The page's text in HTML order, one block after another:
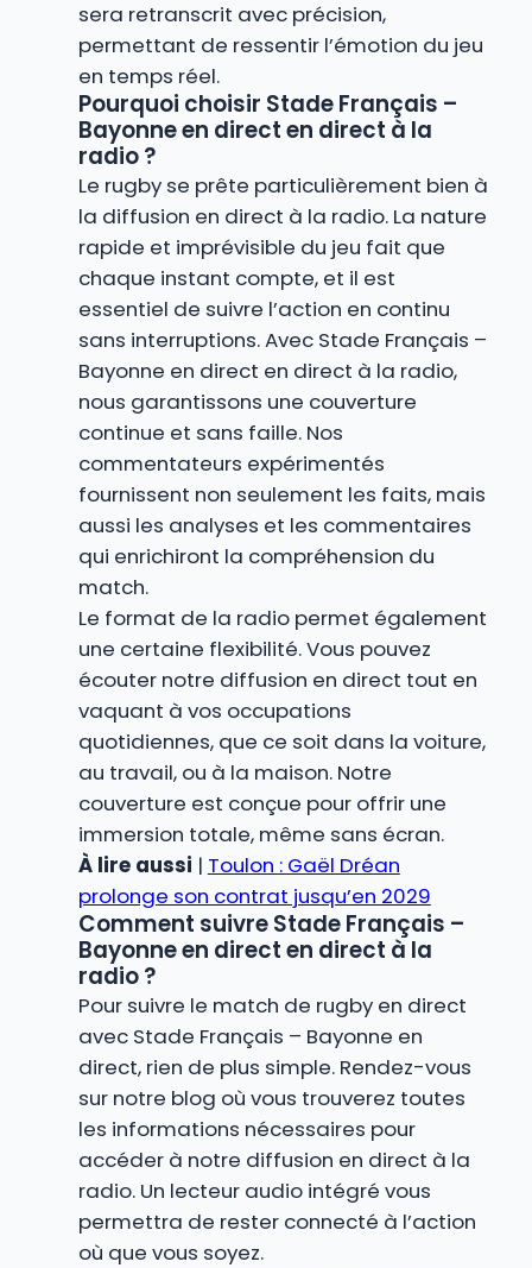
sera retranscrit avec précision,
permettant de ressentir l’émotion du jeu
en temps réel.
Pourquoi choisir Stade Français –
Bayonne en direct en direct à la
radio ?
Le rugby se prête particulièrement bien à
la diffusion en direct à la radio. La nature
rapide et imprévisible du jeu fait que
chaque instant compte, et il est
essentiel de suivre l’action en continu
sans interruptions. Avec Stade Français –
Bayonne en direct en direct à la radio,
nous garantissons une couverture
continue et sans faille. Nos
commentateurs expérimentés
fournissent non seulement les faits, mais
aussi les analyses et les commentaires
qui enrichiront la compréhension du
match.
Le format de la radio permet également
une certaine flexibilité. Vous pouvez
écouter notre diffusion en direct tout en
vaquant à vos occupations
quotidiennes, que ce soit dans la voiture,
au travail, ou à la maison. Notre
couverture est conçue pour offrir une
immersion totale, même sans écran.
À lire aussi | Toulon : Gaël Dréan
prolonge son contrat jusqu’en 2029
Comment suivre Stade Français –
Bayonne en direct en direct à la
radio ?
Pour suivre le match de rugby en direct
avec Stade Français – Bayonne en
direct, rien de plus simple. Rendez-vous
sur notre blog où vous trouverez toutes
les informations nécessaires pour
accéder à notre diffusion en direct à la
radio. Un lecteur audio intégré vous
permettra de rester connecté à l’action
où que vous soyez.